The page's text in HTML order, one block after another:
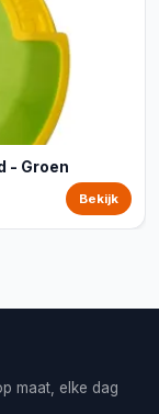
- Groen
Bekijk
maat, elke dag